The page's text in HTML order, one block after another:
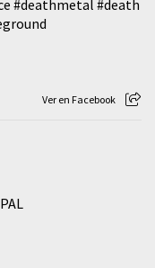
#deathmetal #death
Ver en Facebook